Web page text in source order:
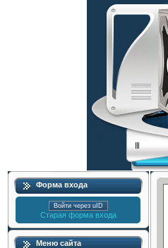
Форма входа
Войти через uID
Старая форма входа
Меню сайта